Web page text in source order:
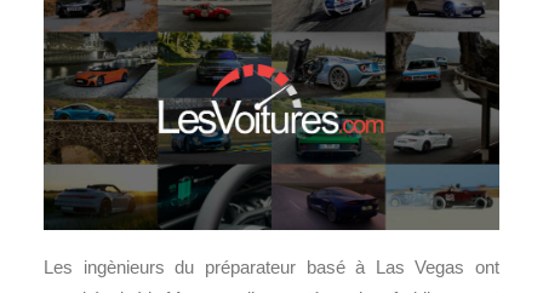
Les ingènieurs du préparateur basé à Las Vegas ont